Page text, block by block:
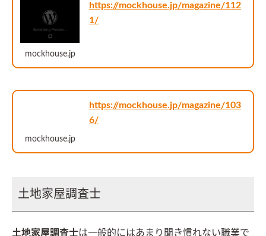
https://mockhouse.jp/magazine/112
1/
mockhouse.jp
https://mockhouse.jp/magazine/103
6/
mockhouse.jp
土地家屋調査士
土地家屋調査士は一般的にはあまり聞き慣れない職業で